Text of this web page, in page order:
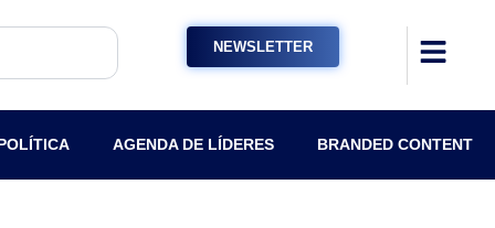
NEWSLETTER
AGENDA DE LÍDERES BRANDED CONTENT